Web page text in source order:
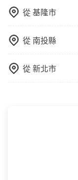
程車，搭上小黃
共2小時5分鐘，假
看乘客是外地人
用tripool並到府專
再節省50%的交
元）、路邊停車（
收100~2,000元不
車公司都沒法提
往返夢樓旅店與長
天，如此預計小
從基隆市
從 南投縣
從新北市